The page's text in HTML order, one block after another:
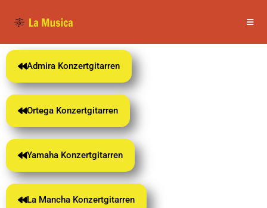
Admira Konzertgitarren
Ortega Konzertgitarren
Yamaha Konzertgitarren
La Mancha Konzertgitarren